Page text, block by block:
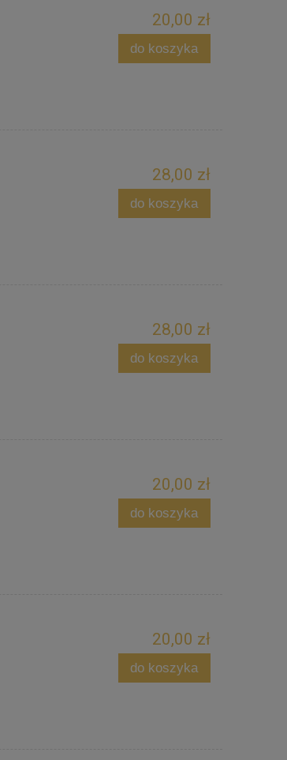
20,00 zł
do koszyka
28,00 zł
do koszyka
28,00 zł
do koszyka
20,00 zł
do koszyka
20,00 zł
do koszyka